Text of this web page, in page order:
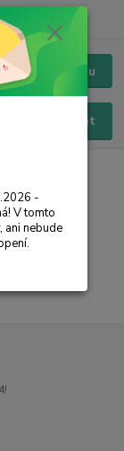
Menu
Hledat
-
V tomto
ani nebude